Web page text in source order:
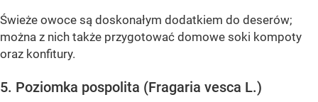
Świeże owoce są doskonałym dodatkiem do deserów;
można z nich także przygotować domowe soki kompoty
oraz konfitury.
5. Poziomka pospolita (Fragaria vesca L.)